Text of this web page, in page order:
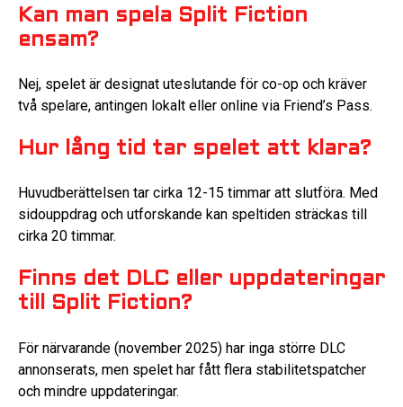
Kan man spela Split Fiction
ensam?
Nej, spelet är designat uteslutande för co-op och kräver
två spelare, antingen lokalt eller online via Friend’s Pass.
Hur lång tid tar spelet att klara?
Huvudberättelsen tar cirka 12-15 timmar att slutföra. Med
sidouppdrag och utforskande kan speltiden sträckas till
cirka 20 timmar.
Finns det DLC eller uppdateringar
till Split Fiction?
För närvarande (november 2025) har inga större DLC
annonserats, men spelet har fått flera stabilitetspatcher
och mindre uppdateringar.